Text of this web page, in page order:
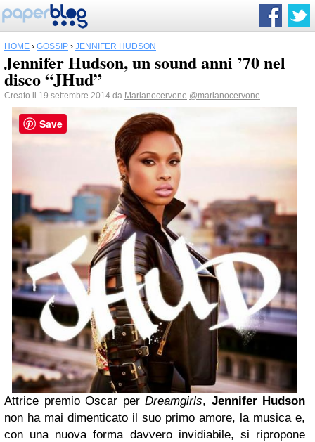
HOME › GOSSIP › JENNIFER HUDSON
Jennifer Hudson, un sound anni ’70 nel
disco “JHud”
Creato il 19 settembre 2014 da Marianocervone @marianocervone
Attrice premio Oscar per Dreamgirls, Jennifer Hudson
non ha mai dimenticato il suo primo amore, la musica e,
con una nuova forma davvero invidiabile, si ripropone
Save